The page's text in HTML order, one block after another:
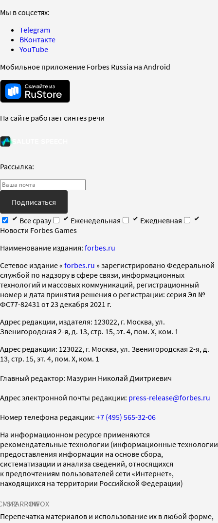
Мы в соцсетях:
Telegram
ВКонтакте
YouTube
Мобильное приложение Forbes Russia на Android
На сайте работает синтез речи
Рассылка:
Подписаться
Все сразу
Еженедельная
Ежедневная
Новости Forbes Games
Наименование издания: forbes.ru
Cетевое издание « forbes.ru » зарегистрировано Федеральной
службой по надзору в сфере связи, информационных
технологий и массовых коммуникаций, регистрационный
номер и дата принятия решения о регистрации: серия Эл №
ФС77-82431 от 23 декабря 2021 г.
Адрес редакции, издателя: 123022, г. Москва, ул.
Звенигородская 2-я, д. 13, стр. 15, эт. 4, пом. X, ком. 1
Адрес редакции: 123022, г. Москва, ул. Звенигородская 2-я, д.
13, стр. 15, эт. 4, пом. X, ком. 1
Главный редактор: Мазурин Николай Дмитриевич
Адрес электронной почты редакции: press-release@forbes.ru
Номер телефона редакции: +7 (495) 565-32-06
На информационном ресурсе применяются
рекомендательные технологии (информационные технологии
предоставления информации на основе сбора,
систематизации и анализа сведений, относящихся
к предпочтениям пользователей сети «Интернет»,
находящихся на территории Российской Федерации)
SPARROWINFOX
Перепечатка материалов и использование их в любой форме,